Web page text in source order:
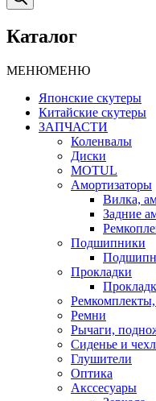
Каталог
МЕНЮМЕНЮ
Японские скутеры
Китайские скутеры
ЗАПЧАСТИ
Коленвалы
Диски
MOTUL
Амортизаторы
Вилка,
Задние
Подшипники
Прокладки
Ремни
Рычаги,
Сиденье и
Глушители
Оптика
Акссесуары